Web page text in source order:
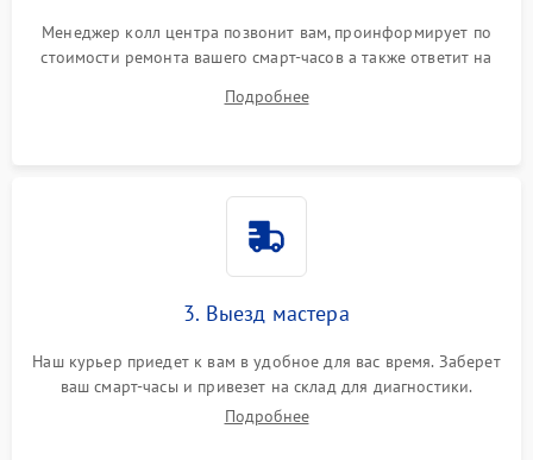
Менеджер колл центра позвонит вам, проинформирует по
стоимости ремонта вашего смарт-часов а также ответит на
Подробнее
3. Выезд мастера
Наш курьер приедет к вам в удобное для вас время. Заберет
ваш смарт-часы и привезет на склад для диагностики.
Подробнее